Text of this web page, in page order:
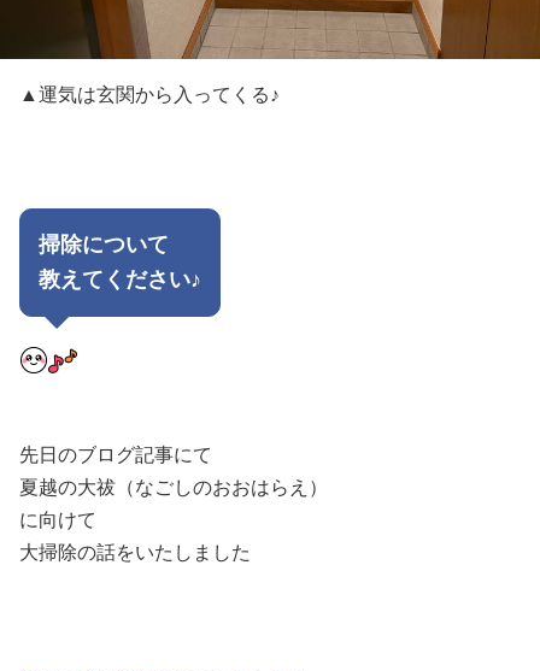
▲運気は玄関から入ってくる♪
掃除について
教えてください♪
先日のブログ記事にて
夏越の大祓（なごしのおおはらえ）
に向けて
大掃除の話をいたしました